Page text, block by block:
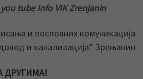
you tube Info VIK Zrenjanin
и пословних комуникација
и канализација“ Зрењанин
ДРУГИМА!